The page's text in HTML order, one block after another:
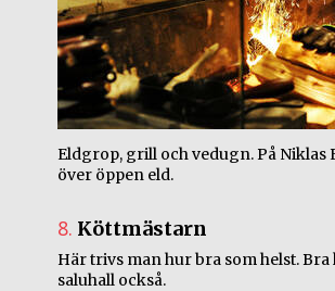
Eldgrop, grill och vedugn. På
över öppen eld.
8. Köttmästarn
Här trivs man hur bra som helst.
saluhall också.